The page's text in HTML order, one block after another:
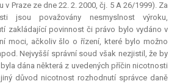
Praze ze dne 22. 2. 2000, čj. 5 A 26/1999). Za
jsou považovány nesmyslnost výroku,
zakládající povinnost či právo bylo vydáno v
moci, ačkoliv šlo o řízení, které bylo možno
Nejvyšší správní soud však nezjistil, že by
dána některá z uvedených příčin nicotnosti
důvod nicotnost rozhodnutí správce daně